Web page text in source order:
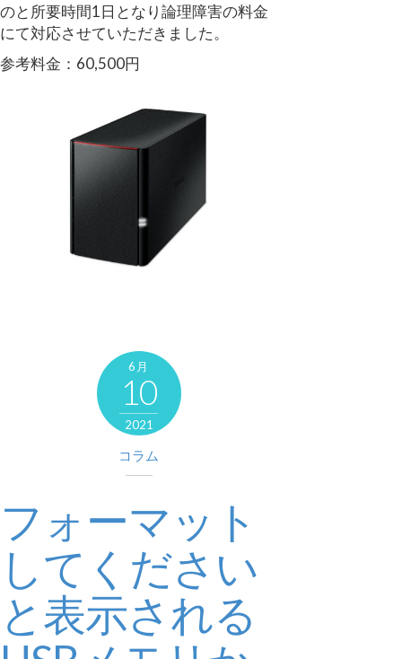
のと所要時間1日となり論理障害の料金
にて対応させていただきました。
参考料金：60,500円
6月
10
2021
コラム
フォーマット
してください
と表示される